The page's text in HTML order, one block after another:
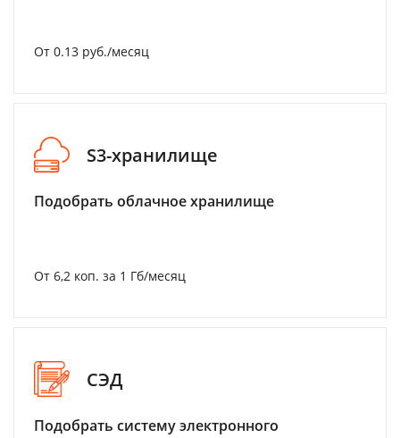
От 0.13 руб./месяц
S3-хранилище
Подобрать облачное хранилище
От 6,2 коп. за 1 Гб/месяц
СЭД
Подобрать систему электронного